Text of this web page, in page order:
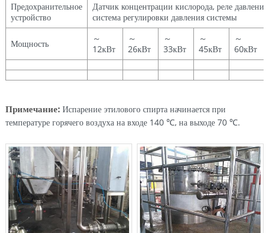
Предохранительное
устройство
Датчик концентрации кислорода, реле
система регулировки давления системы
Мощность
～
12кВт
～
26кВт
～
33кВт
～
45кВт
～
60кВт
Примечание:Испарение этилового спирта начинается при
температуре горячего воздуха на входе 140 ℃, на выходе 70 ℃.